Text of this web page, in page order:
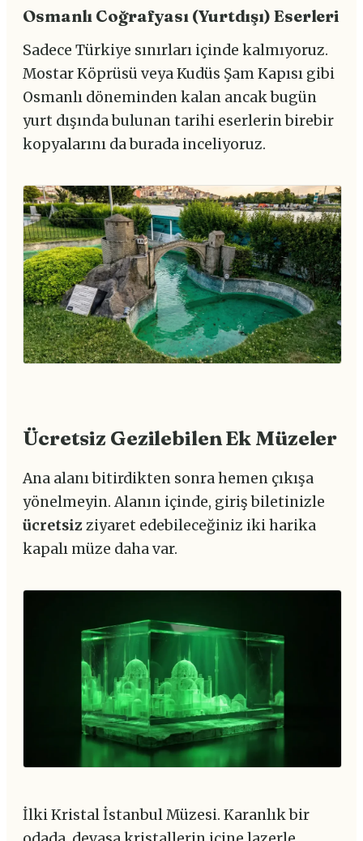
Osmanlı Coğrafyası (Yurtdışı) Eserleri
Sadece Türkiye sınırları içinde kalmıyoruz.
Mostar Köprüsü veya Kudüs Şam Kapısı gibi
Osmanlı döneminden kalan ancak bugün
yurt dışında bulunan tarihi eserlerin birebir
kopyalarını da burada inceliyoruz.
Ücretsiz Gezilebilen Ek Müzeler
Ana alanı bitirdikten sonra hemen çıkışa
yönelmeyin. Alanın içinde, giriş biletinizle
ücretsizziyaret edebileceğiniz iki harika
kapalı müze daha var.
İlki Kristal İstanbul Müzesi. Karanlık bir